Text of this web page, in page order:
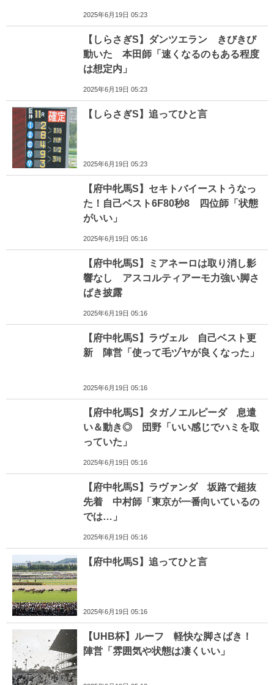
2025年6月19日 05:23
【しらさぎS】ダンツエラン きびきび
動いた 本田師「速くなるのもある程度
は想定内」
2025年6月19日 05:23
【しらさぎS】追ってひと言
2025年6月19日 05:23
【府中牝馬S】セキトバイーストうなっ
た！自己ベスト6F80秒8 四位師「状態
がいい」
2025年6月19日 05:16
【府中牝馬S】ミアネーロは取り消し影
響なし アスコルティアーモ力強い脚さ
ばき披露
2025年6月19日 05:16
【府中牝馬S】ラヴェル 自己ベスト更
新 陣営「使って毛ヅヤが良くなった」
2025年6月19日 05:16
【府中牝馬S】タガノエルピーダ 息遣
い＆動き◎ 団野「いい感じでハミを取
っていた」
2025年6月19日 05:16
【府中牝馬S】ラヴァンダ 坂路で超抜
先着 中村師「東京が一番向いているの
では…」
2025年6月19日 05:16
【府中牝馬S】追ってひと言
2025年6月19日 05:16
【UHB杯】ルーフ 軽快な脚さばき！
陣営「雰囲気や状態は凄くいい」